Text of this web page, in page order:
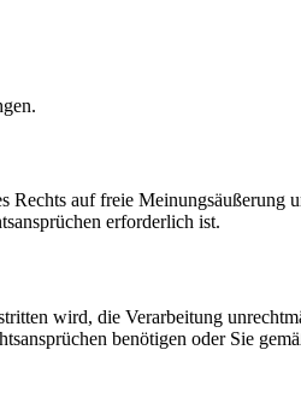
Rechts auf freie
erforderlich ist.
wird, die Verarbeitung
benötigen oder Sie